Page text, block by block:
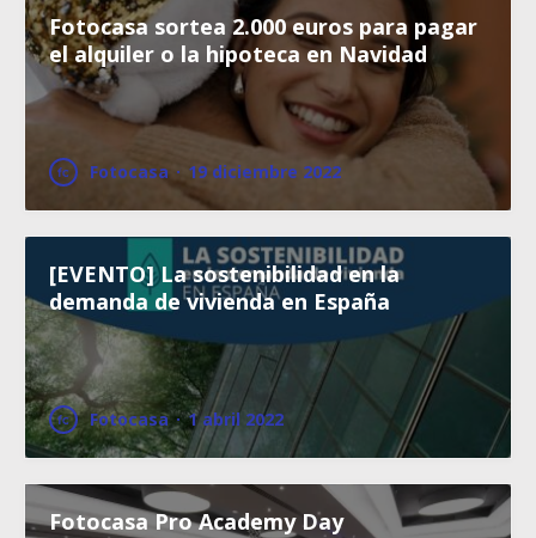
Fotocasa sortea 2.000 euros para pagar
el alquiler o la hipoteca en Navidad
Fotocasa · 19 diciembre 2022
[EVENTO] La sostenibilidad en la
demanda de vivienda en España
Fotocasa · 1 abril 2022
Fotocasa Pro Academy Day